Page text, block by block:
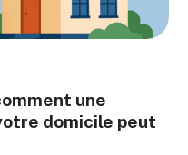
une
domicile peut